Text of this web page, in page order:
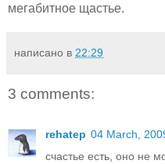
мегабитное щастье.
написано в 22:29
3 comments:
rehatep 04 March,
счастье есть, оно не